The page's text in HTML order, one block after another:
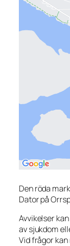
Den röda
Dator på
Avvikelser
av sjukdom
Vid frågor